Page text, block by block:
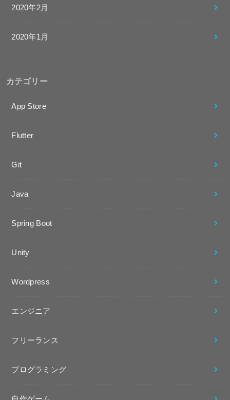
2020年2月
2020年1月
カテゴリー
App Store
Flutter
Git
Java
Spring Boot
Unity
Wordpress
エンジニア
フリーランス
プログラミング